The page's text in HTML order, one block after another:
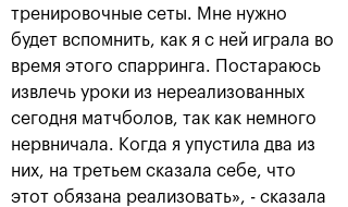
ATP в Турине»
24 октября, 20:30
тренировочные сеты. Мне нужно
будет вспомнить, как я с ней играла во
время этого спарринга. Постараюсь
извлечь уроки из нереализованных
сегодня матчболов, так как немного
нервничала. Когда я упустила два из
них, на третьем сказала себе, что
этот обязана реализовать», - сказала